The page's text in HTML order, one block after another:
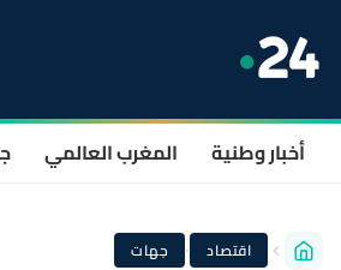
أخبار وطنية المغرب العالمي
اقتصاد · جهات